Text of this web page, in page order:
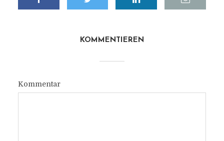
KOMMENTIEREN
Kommentar